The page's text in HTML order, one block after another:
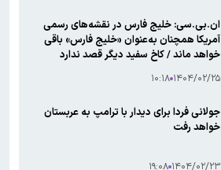
ان.بی.سی: خلیج فارس در نقشه‌های رسمی
آمریکا همچنان به‌عنوان «خلیج فارس» باقی
خواهد ماند / کاخ سفید دیگر قصد ندارد
۱۴۰۴/۰۲/۲۵ ۱۰:۱۸
جولانی فردا برای دیدار با ترامپ به عربستان
خواهد رفت
۱۴۰۴/۰۲/۲۳ ۱۹:۰۸